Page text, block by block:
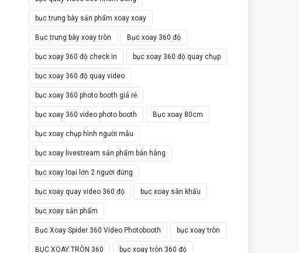
bục trưng bày sản phẩm xoay xoay
Bục trưng bày xoay tròn Bục xoay 360 độ
bục xoay 360 độ check in bục xoay 360 độ quay chụp
bục xoay 360 độ quay video
bục xoay 360 photo booth giá rẻ
bục xoay 360 video photo booth Bục xoay 80cm
bục xoay chụp hình người mẫu
bục xoay livestream sản phẩm bán hàng
bục xoay loại lớn 2 người đứng
bục xoay quay video 360 độ bục xoay sân khấu
bục xoay sản phẩm
Bục Xoay Spider 360 Video Photobooth bục xoay tròn
BỤC XOAY TRÒN 360 bục xoay tròn 360 độ